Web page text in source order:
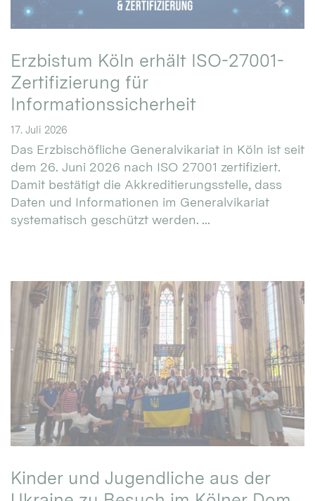
Erzbistum Köln erhält ISO-27001-
Zertifizierung für
Informationssicherheit
17. Juli 2026
Das Erzbischöfliche Generalvikariat in Köln ist seit
dem 26. Juni 2026 nach ISO 27001 zertifiziert.
Damit bestätigt die Akkreditierungsstelle, dass
Daten und Informationen im Generalvikariat
systematisch geschützt werden. ...
Kinder und Jugendliche aus der